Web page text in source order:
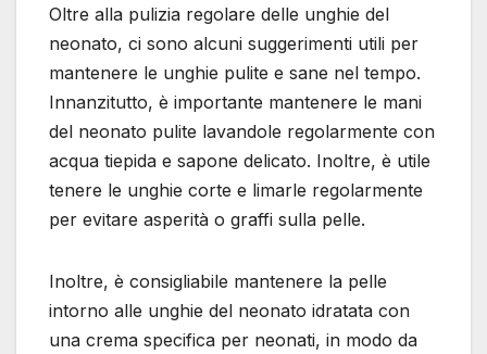
Oltre alla pulizia regolare delle unghie del
neonato, ci sono alcuni suggerimenti utili per
mantenere le unghie pulite e sane nel tempo.
Innanzitutto, è importante mantenere le mani
del neonato pulite lavandole regolarmente con
acqua tiepida e sapone delicato. Inoltre, è utile
tenere le unghie corte e limarle regolarmente
per evitare asperità o graffi sulla pelle.
Inoltre, è consigliabile mantenere la pelle
intorno alle unghie del neonato idratata con
una crema specifica per neonati, in modo da